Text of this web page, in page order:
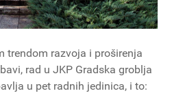
trendom razvoja i proširenja
rad u JKP Gradska groblja
u pet radnih jedinica, i to: